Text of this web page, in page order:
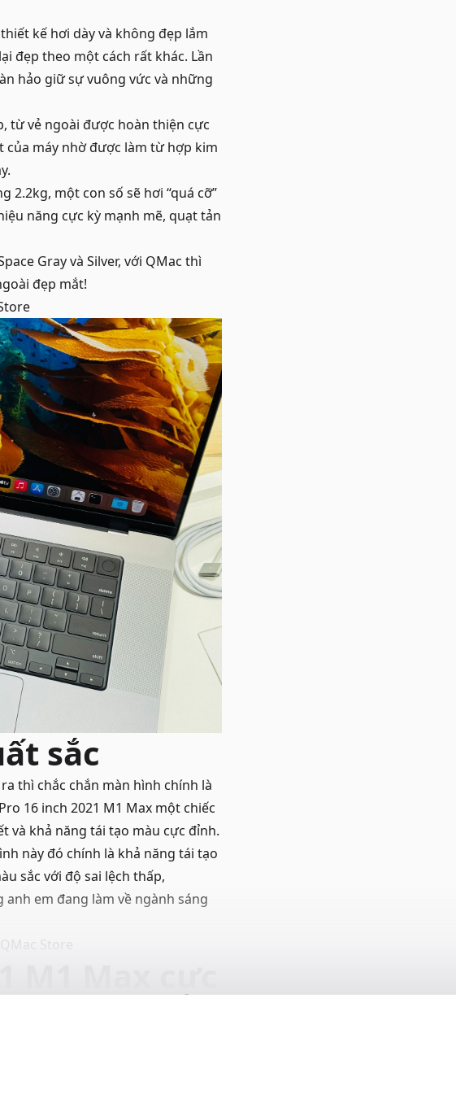
kế hơi dày và không đẹp lắm
đẹp theo một cách rất khác. Lần
hảo giữ sự vuông vức và những
từ vẻ ngoài được hoàn thiện cực
của máy nhờ được làm từ hợp kim
2.2kg, một con số sẽ hơi “quá cỡ”
năng cực kỳ mạnh mẽ, quạt tản
Gray và Silver, với QMac thì
đẹp mắt!
sắc
thì chắc chắn màn hình chính là
16 inch 2021 M1 Max một chiếc
và khả năng tái tạo màu cực đỉnh.
này đó chính là khả năng tái tạo
sắc với độ sai lệch thấp,
em đang làm về ngành sáng
M1 Max cực